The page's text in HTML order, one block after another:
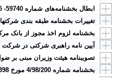
تغییرات بخشنامه طبقه بندی شرکتها